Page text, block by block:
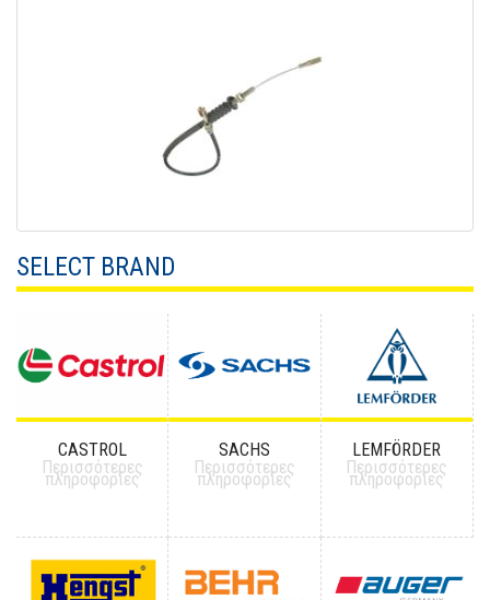
SELECT BRAND
CASTROL
Περισσότερες
πληροφορίες
SACHS
Περισσότερες
πληροφορίες
LEMFÖRDER
Περισσότερες
πληροφορίες